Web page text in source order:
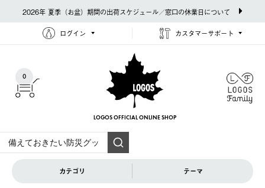
2026年 夏季（お盆）期間の出荷スケジュール／窓口の休業日について
ログイン カスタマーサポート
0
LOGOS OFFICIAL ONLINE SHOP
カテゴリ テーマ